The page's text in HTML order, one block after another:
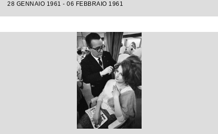
28 GENNAIO 1961 - 06 FEBBRAIO 1961